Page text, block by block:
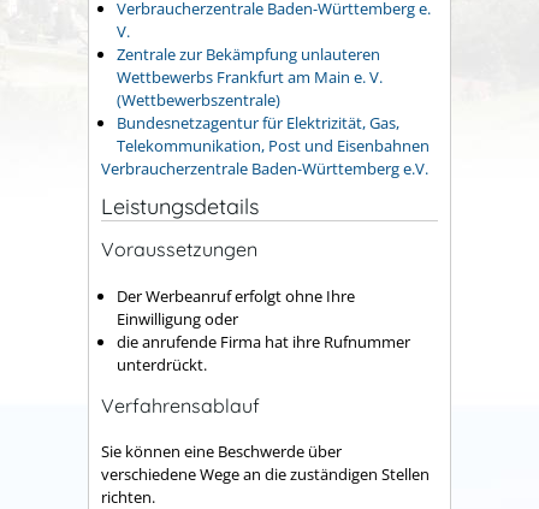
Verbraucherzentrale Baden-Württemberg e.
V.
Zentrale zur Bekämpfung unlauteren
Wettbewerbs Frankfurt am Main e. V.
(Wettbewerbszentrale)
Bundesnetzagentur für Elektrizität, Gas,
Telekommunikation, Post und Eisenbahnen
Verbraucherzentrale Baden-Württemberg e.V.
Leistungsdetails
Voraussetzungen
Der Werbeanruf erfolgt ohne Ihre
Einwilligung oder
die anrufende Firma hat ihre Rufnummer
unterdrückt.
Verfahrensablauf
Sie können eine Beschwerde über
verschiedene Wege an die zuständigen Stellen
richten.